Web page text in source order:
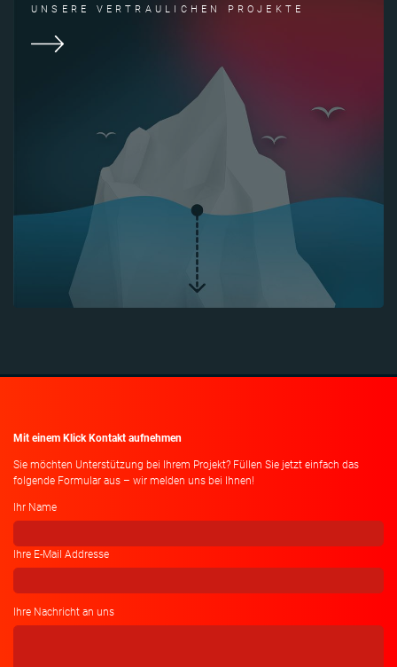
UNSERE VERTRAULICHEN PROJEKTE
Mit einem Klick Kontakt aufnehmen
Sie möchten Unterstützung bei Ihrem Projekt? Füllen Sie jetzt einfach das
folgende Formular aus – wir melden uns bei Ihnen!
Ihr Name
Ihre E-Mail Addresse
Ihre Nachricht an uns